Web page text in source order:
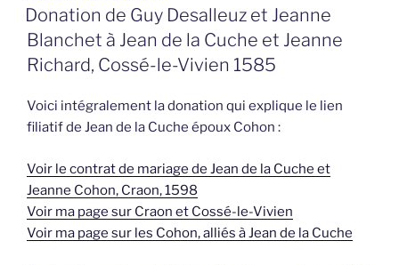
LE
Donation de Guy Desalleuz et Jeanne
Blanchet à Jean de la Cuche et Jeanne
Richard, Cossé-le-Vivien 1585
Voici intégralement la donation qui explique le lien
filiatif de Jean de la Cuche époux Cohon :
Voir le contrat de mariage de Jean de la Cuche et
Jeanne Cohon, Craon, 1598
Voir ma page sur Craon et Cossé-le-Vivien
Voir ma page sur les Cohon, alliés à Jean de la Cuche